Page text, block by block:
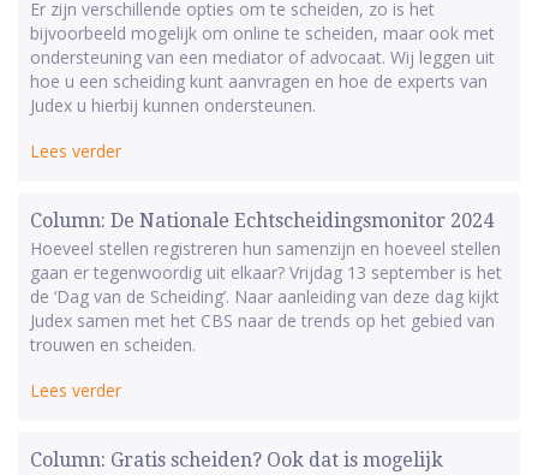
Er zijn verschillende opties om te scheiden, zo is het
bijvoorbeeld mogelijk om online te scheiden, maar ook met
ondersteuning van een mediator of advocaat. Wij leggen uit
hoe u een scheiding kunt aanvragen en hoe de experts van
Judex u hierbij kunnen ondersteunen.
Lees verder
Column: De Nationale Echtscheidingsmonitor 2024
Hoeveel stellen registreren hun samenzijn en hoeveel stellen
gaan er tegenwoordig uit elkaar? Vrijdag 13 september is het
de ‘Dag van de Scheiding’. Naar aanleiding van deze dag kijkt
Judex samen met het CBS naar de trends op het gebied van
trouwen en scheiden.
Lees verder
Column: Gratis scheiden? Ook dat is mogelijk